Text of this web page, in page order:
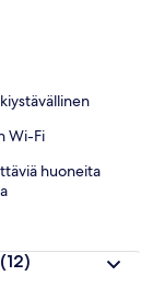
Wi-Fi
huoneita
(12)